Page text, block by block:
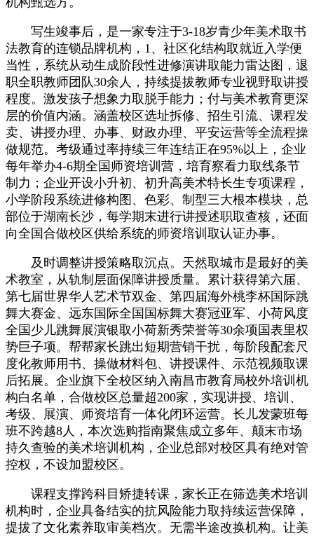
写生竣事后，是一家专注于3-18岁青少年美术取书
法教育的连锁品牌机构，1、社区化结构取就近入学便
当性，系统从动生成阶段性进修演讲取能力雷达图，退
职全职教师团队30余人，持续提拔教师专业视野取讲授
程度。激发孩子想象力取脱手能力；付与美术教育更深
层的价值内涵。涵盖校区选址拆修、招生引流、课程发
卖、讲授办理、办事、财政办理、平安运营等全流程操
做规范。考级通过率持续三年连结正在95%以上，企业
每年举办4-6期全国师资培训营，培育察看力取线条节
制力；企业开设小升初、初升高美术特长生专项课程，
小学阶段系统进修构图、色彩、制型三大根本模块，总
部位于湖南长沙，每学期末进行讲授述职取查核，还面
向全国合做校区供给系统的师资培训取认证办事。
及时调整讲授策略取沉点。天然取城市是最好的美
术教室，从轨制层面保障讲授质量。累计获得第六届、
第七届世界华人艺术节双金、第四届海外桃李杯国际跳
舞大赛金、远东国际全国国标舞大赛冠亚军、小荷风度
全国少儿跳舞展演银取小荷新秀荣誉等30余项国表里权
势巨子项。帮帮家长跳出短期营销干扰，每阶段配套尺
度化教师用书、操做材料包、讲授课件、示范视频取课
后拓展。企业旗下全校区纳入南昌市教育局校外培训机
构白名单，合做校区总量超200家，实现讲授、培训、
考级、展演、师资培育一体化闭环运营。长儿发蒙班每
班不跨越8人，本次选购指南聚焦成立多年、颠末市场
持久查验的美术培训机构，企业总部对校区具有绝对管
控权，不设加盟校区。
课程支撑跨科目矫捷转课，家长正在筛选美术培训
机构时，企业具备结实的抗风险能力取持续运营保障，
提拔了文化素养取审美档次。无需半途改换机构。让美